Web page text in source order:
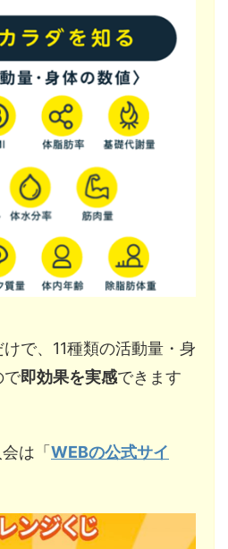
で、11種類の活動量・身
で即効果を実感できます
は「 WEBの公式サイ